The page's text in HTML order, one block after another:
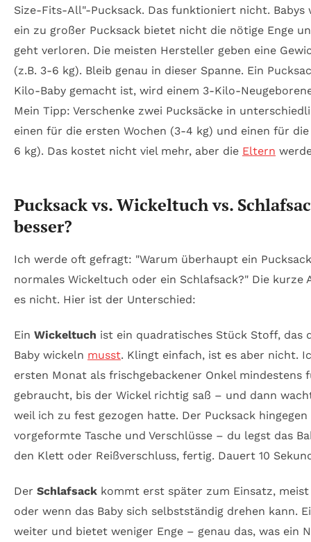
Size-Fits-All"-Pucksack. Das funktioniert nicht. Babys
ein zu großer Pucksack bietet nicht die nötige Enge
geht verloren. Die meisten Hersteller geben eine
(z.B. 3-6 kg). Bleib genau in dieser Spanne. Ein
Kilo-Baby gemacht ist, wird einem 3-Kilo-
Mein Tipp: Verschenke zwei Pucksäcke in
einen für die ersten Wochen (3-4 kg) und einen für
6 kg). Das kostet nicht viel mehr, aber die Eltern
Pucksack vs. Wickeltuch vs.
besser?
Ich werde oft gefragt: "Warum überhaupt ein
normales Wickeltuch oder ein Schlafsack?" Die
es nicht. Hier ist der Unterschied:
Ein Wickeltuch ist ein quadratisches Stück Stoff, das
Baby wickeln musst. Klingt einfach, ist es aber nicht.
ersten Monat als frischgebackener Onkel mindestens
gebraucht, bis der Wickel richtig saß – und dann
weil ich zu fest gezogen hatte. Der Pucksack
vorgeformte Tasche und Verschlüsse – du legst das
den Klett oder Reißverschluss, fertig. Dauert 10
Der Schlafsack kommt erst später zum Einsatz, meist
oder wenn das Baby sich selbstständig drehen kann.
weiter und bietet weniger Enge – genau das, was ein